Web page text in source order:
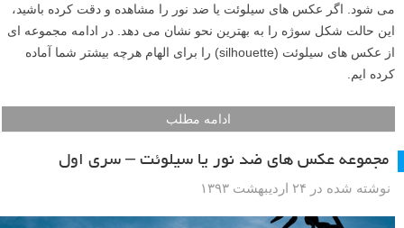
می شود. اگر عکس های سیلوئت یا ضد نور را مشاهده و دقت کرده باشید،
این حالت شکل سوژه را به بهترین نحو نشان می دهد. در ادامه مجموعه ای
از عکس های سیلوئت (silhouette) را برای الهام هرچه بیشتر شما آماده
کرده ایم.
ادامه مطلب
مجموعه عکس های ضد نور یا سیلوئت – سری اول
نوشته شده در ۲۴ اردیبهشت ۱۳۹۳